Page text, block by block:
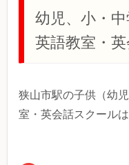
幼児、小・
英語教室・
狭山市駅の子供（幼
室・英会話スクール